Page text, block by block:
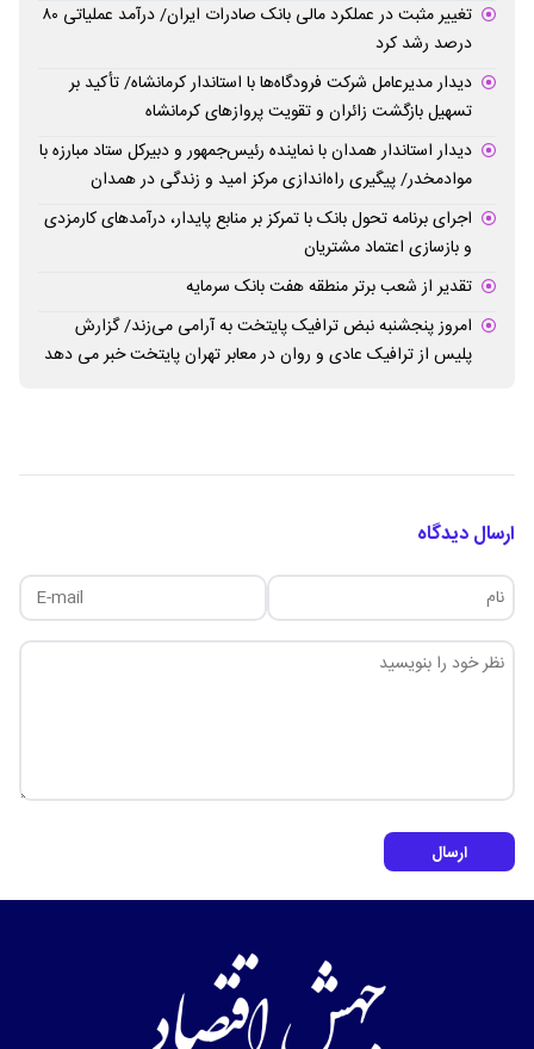
تغییر مثبت در عملکرد مالی بانک صادرات ایران/ درآمد عملیاتی ۸۰
درصد رشد کرد
دیدار مدیرعامل شرکت فرودگاه‌ها با استاندار کرمانشاه/ تأکید بر
تسهیل بازگشت زائران و تقویت پروازهای کرمانشاه
دیدار استاندار همدان با نماینده رئیس‌جمهور و دبیرکل ستاد مبارزه با
موادمخدر/ پیگیری راه‌اندازی مرکز امید و زندگی در همدان
اجرای برنامه تحول بانک با تمرکز بر منابع پایدار، درآمدهای کارمزدی
و بازسازی اعتماد مشتریان
تقدیر از شعب برتر منطقه هفت بانک سرمایه
امروز پنجشنبه نبض ترافیک پایتخت به آرامی می‌زند/ گزارش
پلیس از ترافیک عادی و روان در معابر تهران پایتخت خبر می دهد
ارسال دیدگاه
ارسال